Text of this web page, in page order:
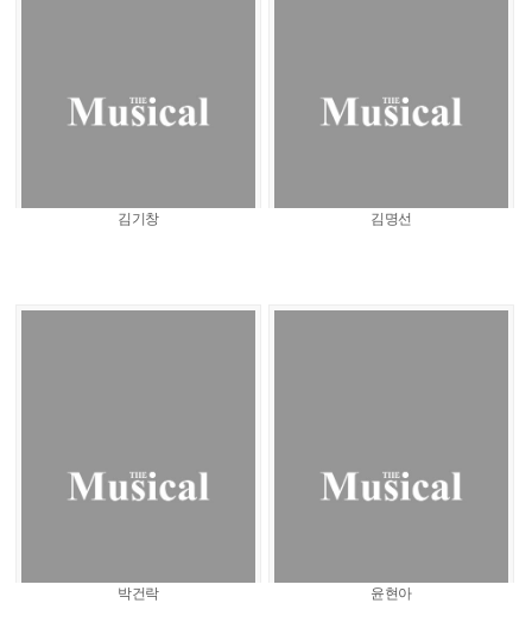
김기창 김명선
박건락 윤현아